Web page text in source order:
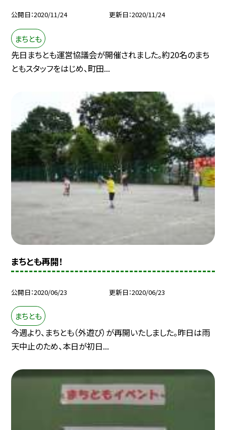
公開日 2020/11/24 更新日 2020/11/24
まちとも
先日まちとも運営協議会が開催されました。約20名のまち
ともスタッフをはじめ、町田...
まちとも再開！
公開日 2020/06/23 更新日 2020/06/23
まちとも
今週より、まちとも（外遊び）が再開いたしました。昨日は雨
天中止のため、本日が初日...